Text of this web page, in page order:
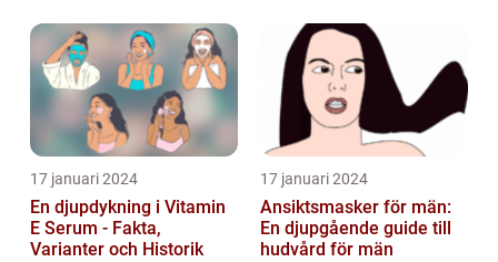
huden
17 januari 2024
En djupdykning i Vitamin
E Serum - Fakta,
Varianter och Historik
17 januari 2024
Ansiktsmasker för män:
En djupgående guide till
hudvård för män